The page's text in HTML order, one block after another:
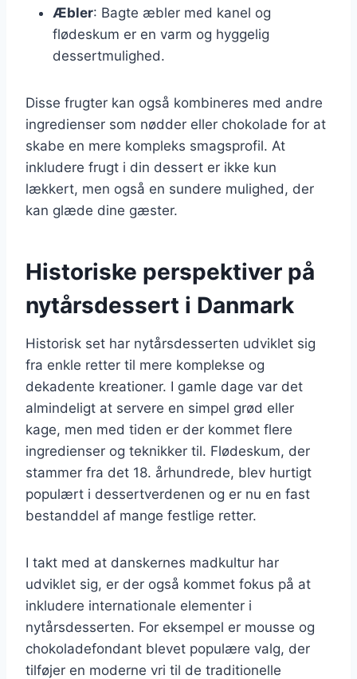
Æbler: Bagte æbler med kanel og
flødeskum er en varm og hyggelig
dessertmulighed.
Disse frugter kan også kombineres med andre
ingredienser som nødder eller chokolade for at
skabe en mere kompleks smagsprofil. At
inkludere frugt i din dessert er ikke kun
lækkert, men også en sundere mulighed, der
kan glæde dine gæster.
Historiske perspektiver på
nytårsdessert i Danmark
Historisk set har nytårsdesserten udviklet sig
fra enkle retter til mere komplekse og
dekadente kreationer. I gamle dage var det
almindeligt at servere en simpel grød eller
kage, men med tiden er der kommet flere
ingredienser og teknikker til. Flødeskum, der
stammer fra det 18. århundrede, blev hurtigt
populært i dessertverdenen og er nu en fast
bestanddel af mange festlige retter.
I takt med at danskernes madkultur har
udviklet sig, er der også kommet fokus på at
inkludere internationale elementer i
nytårsdesserten. For eksempel er mousse og
chokoladefondant blevet populære valg, der
tilføjer en moderne vri til de traditionelle